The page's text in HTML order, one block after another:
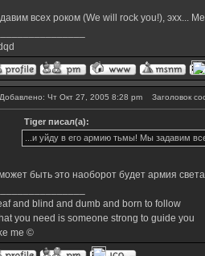
всех роком (We will rock you!), эхх...
Добавлено: Чт Окт 27, 2005 8:28 pm Заголовок
Tiger писал(а):
...и уйду в его армию тьмы! Мы задавим
быть это наоборот будет армия
and blind and dumb and born to follow
you need is someone strong to guide you
me ©